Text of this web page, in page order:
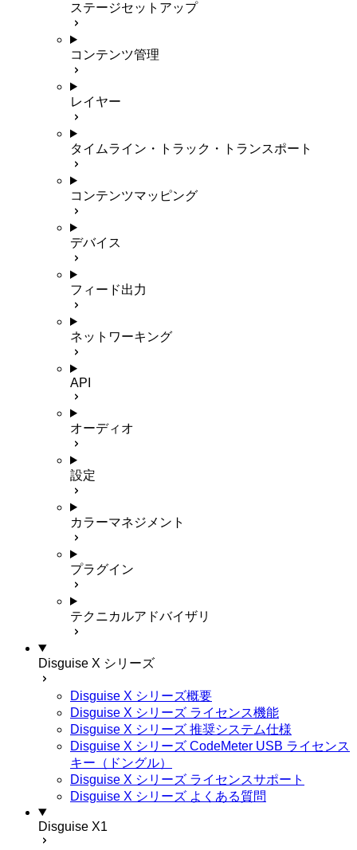
ステージセットアップ
コンテンツ管理
レイヤー
タイムライン・トラック・トランスポート
コンテンツマッピング
デバイス
フィード出力
ネットワーキング
API
オーディオ
設定
カラーマネジメント
プラグイン
テクニカルアドバイザリ
Disguise X シリーズ
Disguise X シリーズ概要
Disguise X シリーズ ライセンス機能
Disguise X シリーズ 推奨システム仕様
Disguise X シリーズ CodeMeter USB ライセンス
キー（ドングル）
Disguise X シリーズ ライセンスサポート
Disguise X シリーズ よくある質問
Disguise X1